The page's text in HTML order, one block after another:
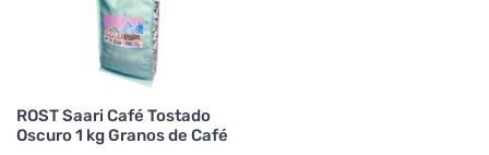
ROST Saari Café Tostado
Oscuro 1 kg Granos de Café